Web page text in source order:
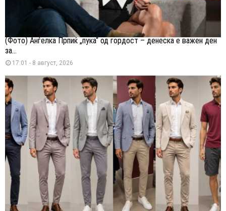
(Фото) Анѓелка Прпиќ „пука“ од гордост – денеска е важен ден
за...
17:01 - 8 август, 2026